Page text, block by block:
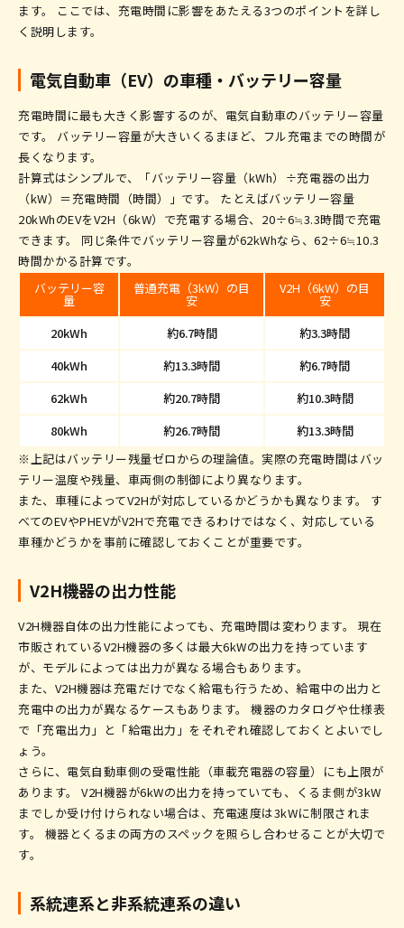
ます。 ここでは、充電時間に影響をあたえる3つのポイントを詳し
く説明します。
電気自動車（EV）の車種・バッテリー容量
充電時間に最も大きく影響するのが、電気自動車のバッテリー容量
です。 バッテリー容量が大きいくるまほど、フル充電までの時間が
長くなります。
計算式はシンプルで、「バッテリー容量（kWh）÷充電器の出力
（kW）＝充電時間（時間）」です。 たとえばバッテリー容量
20kWhのEVをV2H（6kW）で充電する場合、20÷6≒3.3時間で充電
できます。 同じ条件でバッテリー容量が62kWhなら、62÷6≒10.3
時間かかる計算です。
バッテリー容
量
普通充電（3kW）の目
安
V2H（6kW）の目
安
20kWh
約6.7時間
約3.3時間
40kWh
約13.3時間
約6.7時間
62kWh
約20.7時間
約10.3時間
80kWh
約26.7時間
約13.3時間
※上記はバッテリー残量ゼロからの理論値。実際の充電時間はバッ
テリー温度や残量、車両側の制御により異なります。
また、車種によってV2Hが対応しているかどうかも異なります。 す
べてのEVやPHEVがV2Hで充電できるわけではなく、対応している
車種かどうかを事前に確認しておくことが重要です。
V2H機器の出力性能
V2H機器自体の出力性能によっても、充電時間は変わります。 現在
市販されているV2H機器の多くは最大6kWの出力を持っています
が、モデルによっては出力が異なる場合もあります。
また、V2H機器は充電だけでなく給電も行うため、給電中の出力と
充電中の出力が異なるケースもあります。 機器のカタログや仕様表
で「充電出力」と「給電出力」をそれぞれ確認しておくとよいでし
ょう。
さらに、電気自動車側の受電性能（車載充電器の容量）にも上限が
あります。 V2H機器が6kWの出力を持っていても、くるま側が3kW
までしか受け付けられない場合は、充電速度は3kWに制限されま
す。 機器とくるまの両方のスペックを照らし合わせることが大切で
す。
系統連系と非系統連系の違い